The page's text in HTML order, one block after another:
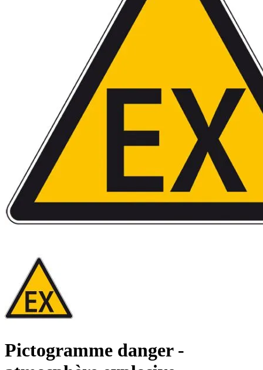
Pictogramme danger -